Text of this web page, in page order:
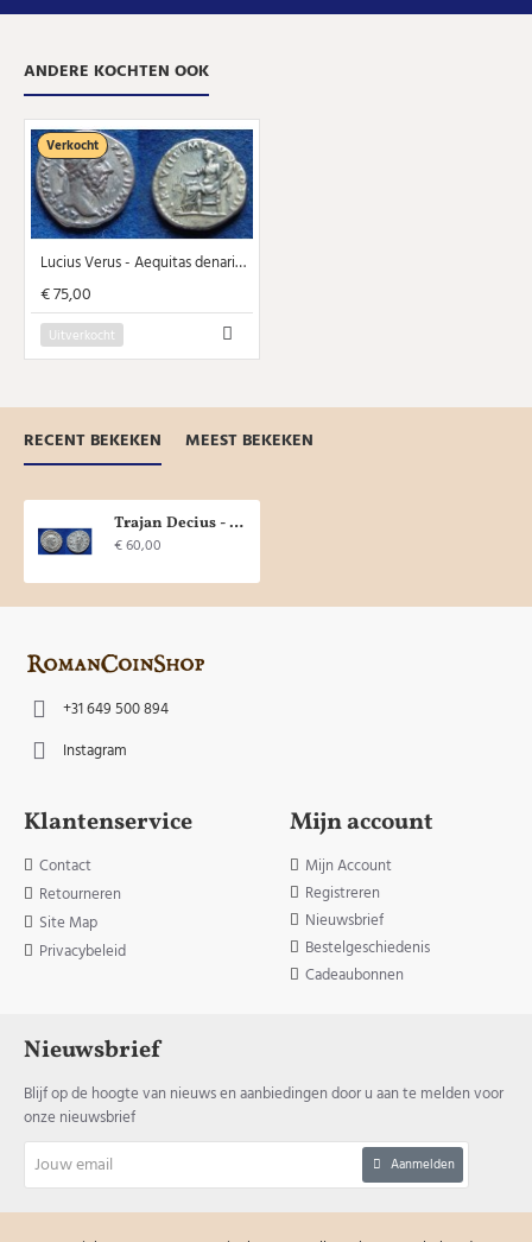
ANDERE KOCHTEN OOK
Verkocht
Lucius Verus - Aequitas denarius (N1961)
€ 75,00
Uitverkocht
RECENT BEKEKEN MEEST BEKEKEN
Trajan Decius - Uberitas! (AP1821)
€ 60,00
+31 649 500 894
Instagram
Klantenservice
Contact
Retourneren
Site Map
Privacybeleid
Mijn account
Mijn Account
Registreren
Nieuwsbrief
Bestelgeschiedenis
Cadeaubonnen
Nieuwsbrief
Blijf op de hoogte van nieuws en aanbiedingen door u aan te melden voor
onze nieuwsbrief
email
Aanmelden